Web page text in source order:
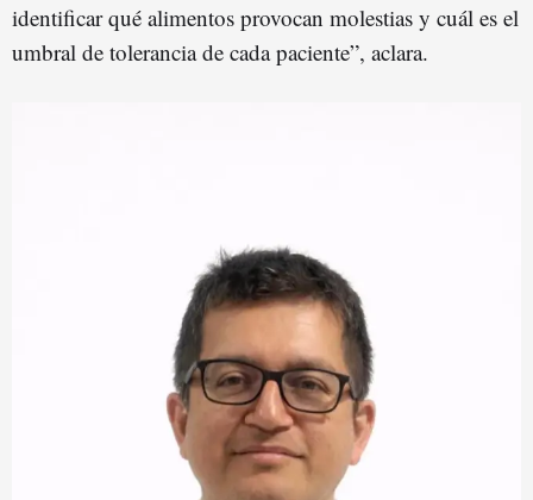
identificar qué alimentos provocan molestias y cuál es el
umbral de tolerancia de cada paciente”, aclara.